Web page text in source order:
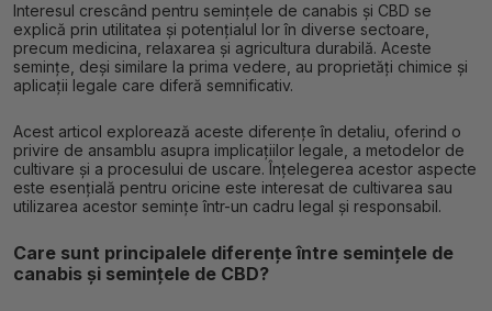
Interesul crescând pentru semințele de canabis și CBD se
explică prin utilitatea și potențialul lor în diverse sectoare,
precum medicina, relaxarea și agricultura durabilă. Aceste
semințe, deși similare la prima vedere, au proprietăți chimice și
aplicații legale care diferă semnificativ.
Acest articol explorează aceste diferențe în detaliu, oferind o
privire de ansamblu asupra implicațiilor legale, a metodelor de
cultivare și a procesului de uscare. Înțelegerea acestor aspecte
este esențială pentru oricine este interesat de cultivarea sau
utilizarea acestor semințe într-un cadru legal și responsabil.
Care sunt principalele diferențe între semințele de
canabis și semințele de CBD?